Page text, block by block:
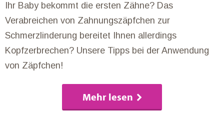
Ihr Baby bekommt die ersten Zähne? Das
Verabreichen von Zahnungszäpfchen zur
Schmerzlinderung bereitet Ihnen allerdings
Kopfzerbrechen? Unsere Tipps bei der Anwendung
von Zäpfchen!
Mehr lesen